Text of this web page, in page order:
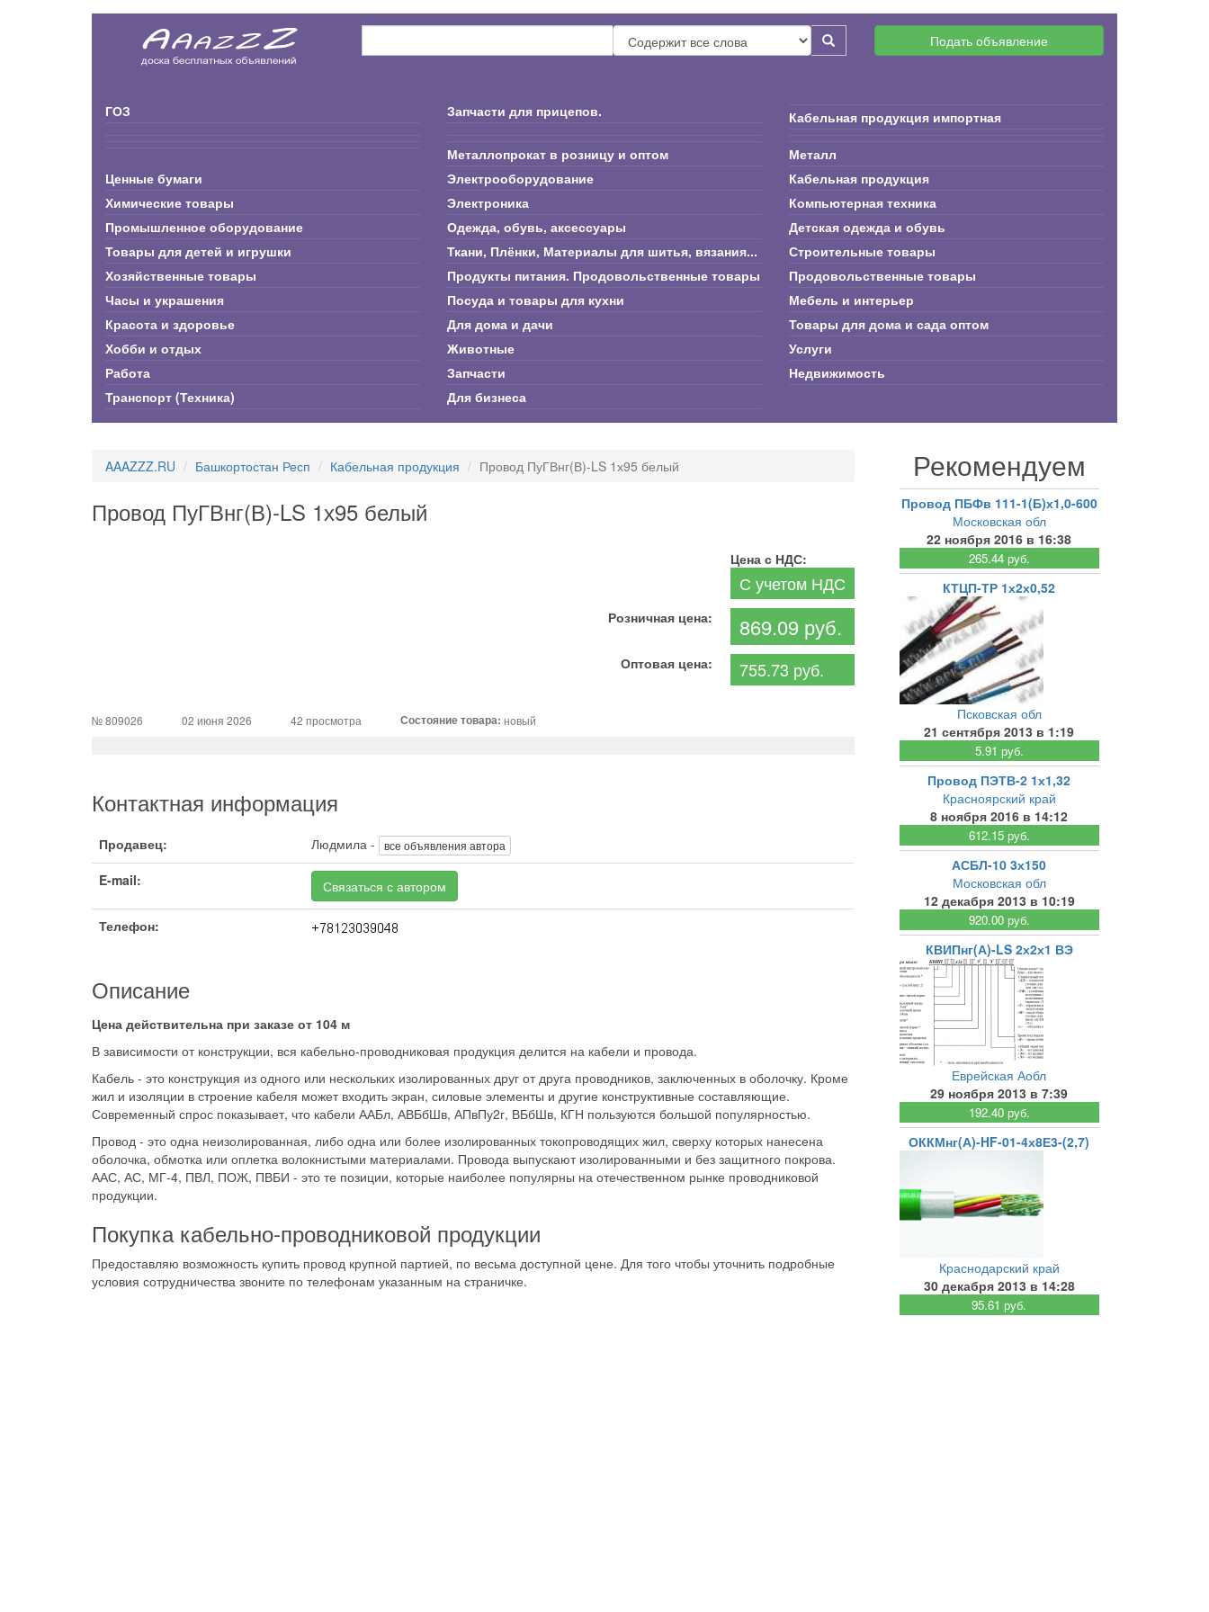
Подать объявление
ГОЗ Запчасти для прицепов. Кабельная продукция импортная
Металлопрокат в розницу и оптом
Металл
Ценные бумаги
Электрооборудование
Кабельная продукция
Химические товары
Электроника
Компьютерная техника
Промышленное оборудование
Одежда, обувь, аксессуары
Детская одежда и обувь
Товары для детей и игрушки
Ткани, Плёнки, Материалы для шитья, вязания...
Строительные товары
Хозяйственные товары
Продукты питания. Продовольственные товары
Продовольственные товары
Часы и украшения
Посуда и товары для кухни
Мебель и интерьер
Красота и здоровье
Для дома и дачи
Товары для дома и сада оптом
Хобби и отдых
Животные
Услуги
Работа
Запчасти
Недвижимость
Транспорт (Техника)
Для бизнеса
AAAZZZ.RU Башкортостан Респ Кабельная продукция Провод ПуГВнг(В)-LS 1х95 белый
Провод ПуГВнг(В)-LS 1х95 белый
Цена с НДС:
С учетом НДС
Розничная цена: 869.09 руб.
Оптовая цена: 755.73 руб.
№ 809026 02 июня 2026 42 просмотра Состояние товара: новый
Контактная информация
Продавец: Людмила - все объявления автора
E-mail: Связаться с автором
Телефон:
Описание
Цена действительна при заказе от 104 м
В зависимости от конструкции, вся кабельно-проводниковая продукция делится на кабели и провода.
Кабель - это конструкция из одного или нескольких изолированных друг от друга проводников, заключенных в оболочку. Кроме
жил и изоляции в строение кабеля может входить экран, силовые элементы и другие конструктивные составляющие.
Современный спрос показывает, что кабели ААБл, АВБбШв, АПвПу2г, ВБбШв, КГН пользуются большой популярностью.
Провод - это одна неизолированная, либо одна или более изолированных токопроводящих жил, сверху которых нанесена
оболочка, обмотка или оплетка волокнистыми материалами. Провода выпускают изолированными и без защитного покрова.
ААС, АС, МГ-4, ПВЛ, ПОЖ, ПВБИ - это те позиции, которые наиболее популярны на отечественном рынке проводниковой
продукции.
Покупка кабельно-проводниковой продукции
Предоставляю возможность купить провод крупной партией, по весьма доступной цене. Для того чтобы уточнить подробные
условия сотрудничества звоните по телефонам указанным на страничке.
Рекомендуем
Провод ПБФв 111-1(Б)х1,0-600
Московская обл
22 ноября 2016 в 16:38
265.44 руб.
КТЦП-ТР 1х2х0,52
Псковская обл
21 сентября 2013 в 1:19
5.91 руб.
Провод ПЭТВ-2 1х1,32
Красноярский край
8 ноября 2016 в 14:12
612.15 руб.
АСБЛ-10 3х150
Московская обл
12 декабря 2013 в 10:19
920.00 руб.
КВИПнг(А)-LS 2х2х1 ВЭ
Еврейская Аобл
29 ноября 2013 в 7:39
192.40 руб.
ОККМнг(А)-HF-01-4х8Е3-(2,7)
Краснодарский край
30 декабря 2013 в 14:28
95.61 руб.